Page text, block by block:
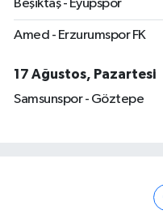
Beşiktaş - Eyüpspor
Amed - Erzurumspor FK
17 Ağustos, Pazartesi
Samsunspor - Göztepe